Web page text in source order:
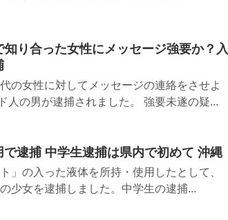
り合った女性にメッセージ強要か？入
の女性に対してメッセージの連絡をさせよ
人の男が逮捕されました。 強要未遂の疑...
逮捕 中学生逮捕は県内で初めて 沖縄
」の入った液体を所持・使用したとして、
少女を逮捕しました。中学生の逮捕...